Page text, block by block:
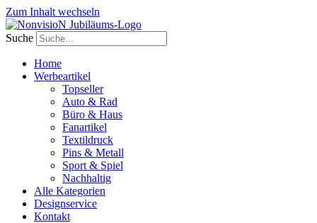
Zum Inhalt wechseln
Suche
Home
Werbeartikel
Topseller
Auto & Rad
Büro & Haus
Fanartikel
Textildruck
Pins & Metall
Sport & Spiel
Nachhaltig
Alle Kategorien
Designservice
Kontakt